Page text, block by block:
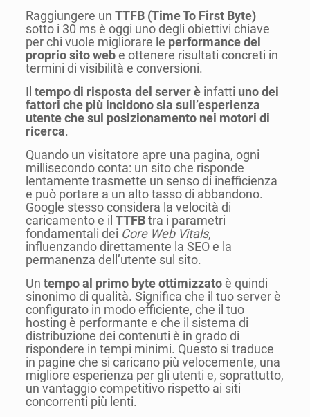
Raggiungere un TTFB (Time To First Byte)
sotto i 30 ms è oggi uno degli obiettivi chiave
per chi vuole migliorare le performance del
proprio sito webe ottenere risultati concreti in
termini di visibilità e conversioni.
Il tempo di risposta del serverèinfatti uno dei
fattori che più incidono sia sull’esperienza
utente che sul posizionamento nei motori di
ricerca.
Quando un visitatore apre una pagina, ogni
millisecondo conta: un sito che risponde
lentamente trasmette un senso di inefficienza
e può portare a un alto tasso di abbandono.
Google stesso considera la velocità di
caricamento e il TTFBtra i parametri
fondamentali dei Core Web Vitals,
influenzando direttamente la SEO e la
permanenza dell’utente sul sito.
Un tempo al primo byte ottimizzatoè quindi
sinonimo di qualità. Significa che il tuo server è
configurato in modo efficiente, che il tuo
hosting è performante e che il sistema di
distribuzione dei contenuti è in grado di
rispondere in tempi minimi. Questo si traduce
in pagine che si caricano più velocemente, una
migliore esperienza per gli utenti e, soprattutto,
un vantaggio competitivo rispetto ai siti
concorrenti più lenti.